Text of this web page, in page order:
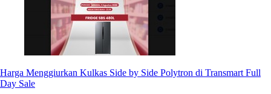
Harga Menggiurkan Kulkas Side by Side Polytron di Transmart Full
Day Sale